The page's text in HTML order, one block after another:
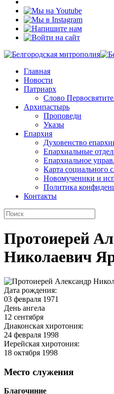
Главная
Новости
Патриарх
Слово
Архипастырь
Проповеди
Указы
Епархия
Духовенство
Епархиальные
Епархиальное
Карта социального
Новомученики и
Политика
Контакты
Протоиерей
Николаевич
Дата рождения:
03 февраля 1971
День ангела
12 сентября
Диаконская хиротония:
24 февраля 1998
Иерейская хиротония:
18 октября 1998
Место служения
Благочиние